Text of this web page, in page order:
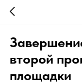
второй
площадки